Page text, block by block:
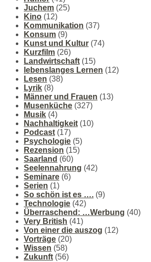
Juchem (25)
Kino (12)
Kommunikation (37)
Konsum (9)
Kunst und Kultur (74)
Kurzfilm (26)
Landwirtschaft (15)
lebenslanges Lernen (12)
Lesen (38)
Lyrik (8)
Männer und Frauen (13)
Musenküche (327)
Musik (4)
Nachhaltigkeit (10)
Podcast (17)
Psychologie (5)
Rezension (15)
Saarland (60)
Seelennahrung (42)
Seminare (6)
Serien (1)
So schön ist es …. (9)
Technologie (42)
Überraschend: …Werbung (40)
Very British (41)
Von einer die auszog (12)
Vorträge (20)
Wissen (58)
Zukunft (56)